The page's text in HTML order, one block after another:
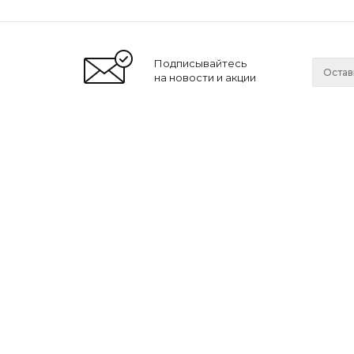
Подписывайтесь
на новости и акции